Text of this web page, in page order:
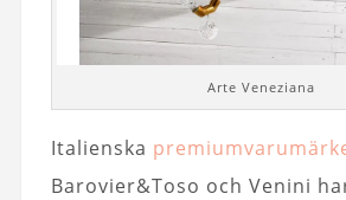
Arte Veneziana
Italienska
Barovier&Toso och Venini